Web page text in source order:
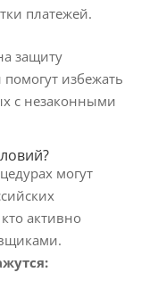
платежей.
защиту
избежать
с незаконными
могут
активно